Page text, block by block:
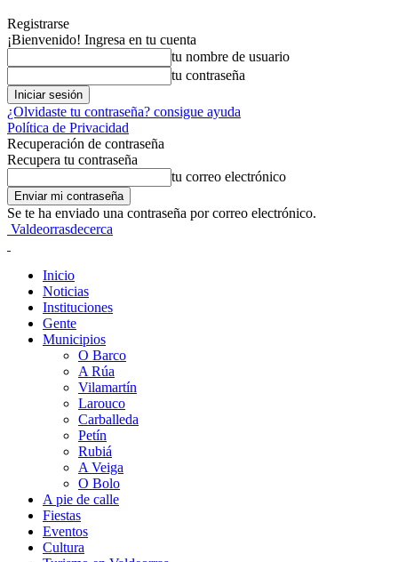
Registrarse
¡Bienvenido! Ingresa en tu cuenta
tu nombre de usuario
tu contraseña
¿Olvidaste tu contraseña? consigue ayuda
Política de Privacidad
Recuperación de contraseña
Recupera tu contraseña
tu correo electrónico
Se te ha enviado una contraseña por correo electrónico.
Valdeorrasdecerca
Inicio
Noticias
Instituciones
Gente
Municipios
O Barco
A Rúa
Vilamartín
Larouco
Carballeda
Petín
Rubiá
A Veiga
O Bolo
A pie de calle
Fiestas
Eventos
Cultura